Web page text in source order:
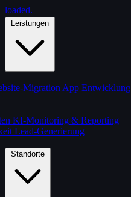
loaded.
Migration App Entwicklung
KI-Monitoring & Reporting
Lead-Generierung